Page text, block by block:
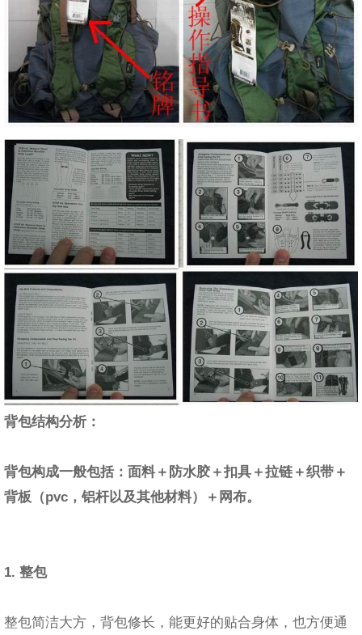
背包结构分析：
背包构成一般包括：面料＋防水胶＋扣具＋拉链＋织带＋
背板（pvc，铝杆以及其他材料）＋网布。
1. 整包
整包简洁大方，背包修长，能更好的贴合身体，也方便通